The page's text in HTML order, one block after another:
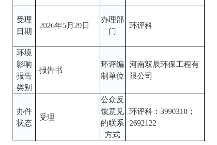
受理
日期
2026年5月 29日
办理部
门
环评科
环境
影响
报告
类别
报告书
环评编
制单位
河南双辰环保工程有
限公司
办件
状态
受理
公众反
馈意见
的联系
方式
环评科： 3990310；
2692122